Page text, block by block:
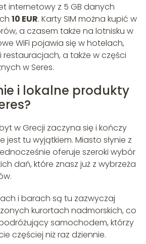
internetowy z 5 GB danych
10 EUR. Karty SIM można kupić w
a czasem także na lotnisku w
WiFi pojawia się w hotelach,
restauracjach, a także w części
w Seres.
i lokalne produkty
w Grecji zaczyna się i kończy
jest tu wyjątkiem. Miasto słynie z
oferuje szeroki wybór
dań, które znasz już z wybrzeża
i barach są tu zazwyczaj
kurortach nadmorskich, co
samochodem, którzy
częściej niż raz dziennie.